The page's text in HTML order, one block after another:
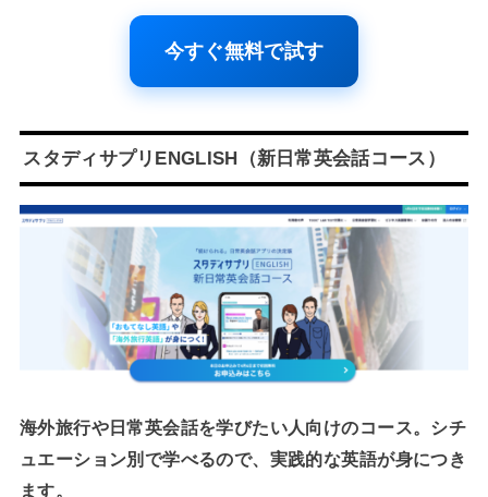
今すぐ無料で試す
スタディサプリENGLISH（新日常英会話コース）
海外旅行や日常英会話を学びたい人向けのコース。シチ
ュエーション別で学べるので、実践的な英語が身につき
ます。